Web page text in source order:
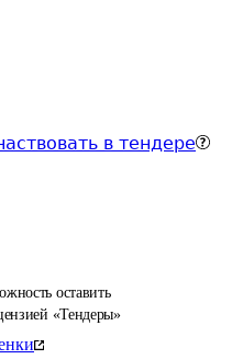
в тендере
оставить
«Тендеры»